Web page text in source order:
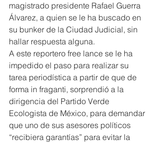
magistrado presidente Rafael Guerra
Álvarez, a quien se le ha buscado en
su bunker de la Ciudad Judicial, sin
hallar respuesta alguna.
A este reportero free lance se le ha
impedido el paso para realizar su
tarea periodística a partir de que de
forma in fraganti, sorprendió a la
dirigencia del Partido Verde
Ecologista de México, para demandar
que uno de sus asesores políticos
“recibiera garantías” para evitar la